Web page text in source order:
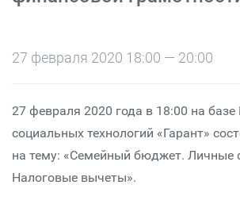
27 февраля 2020 18:00 — 20:00
27 февраля 2020 года в 18:00 на базе
социальных технологий «Гарант»
на тему: «Семейный бюджет. Личные
Налоговые вычеты».